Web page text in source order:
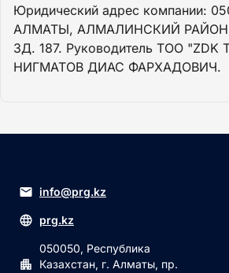
Юридический адрес компании:
АЛМАТЫ, АЛМАЛИНСКИЙ
ЗД. 187. Руководитель ТОО "ZDK
НИГМАТОВ ДИАС ФАРХАДОВИЧ.
info@prg.kz
prg.kz
050050, Республика
Казахстан, г. Алматы, пр.